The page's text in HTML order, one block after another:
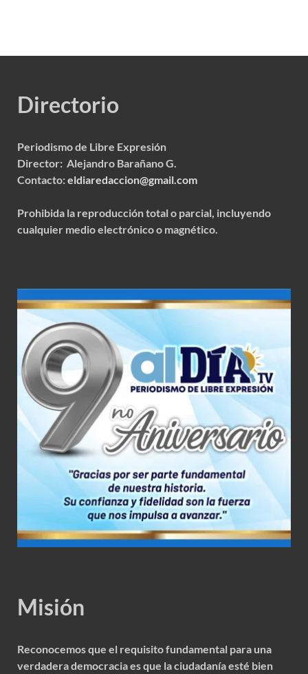
Directorio
Periodismo de Libre Expresión
Director: Alejandro Barañano G.
Contacto:eldiaredaccion@gmail.com
Prohibida la reproducción total o parcial, incluyendo
cualquier medio electrónico o magnético.
Misión
Reconocemos que el requisito fundamental para una
verdadera democracia es que la ciudadanía esté bien